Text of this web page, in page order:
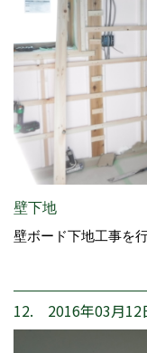
壁下地
壁ボード下地工事を
12. 2016年03月12